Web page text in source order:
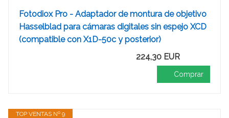
Fotodiox Pro - Adaptador de montura de objetivo
Hasselblad para cámaras digitales sin espejo XCD
(compatible con X1D-50c y posterior)
224,30 EUR
Comprar
TOP VENTAS Nº 9